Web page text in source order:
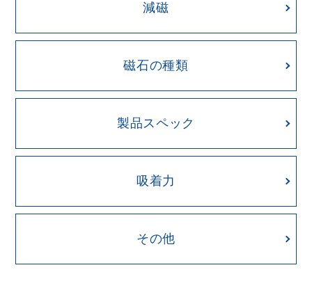
減磁
磁石の種類
製品スペック
吸着力
その他